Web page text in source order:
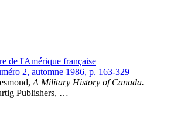
de l'Amérique française
2, automne 1986, p. 163-329
A Military History of Canada.
Publishers, …